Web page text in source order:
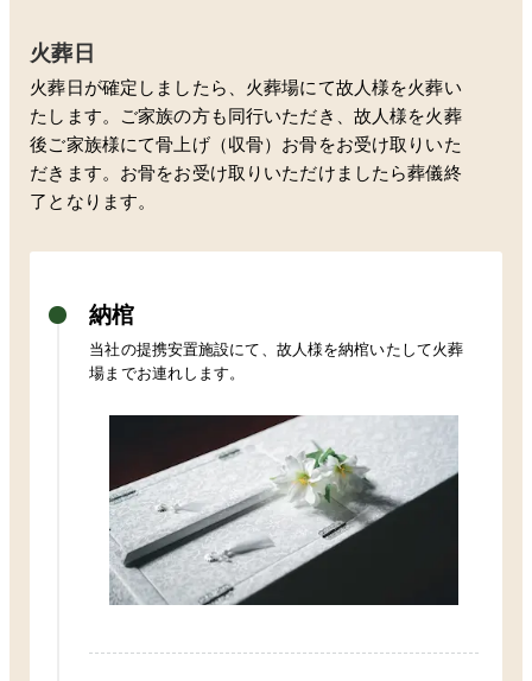
火葬日
火葬日が確定しましたら、火葬場にて故人様を火葬い
たします。ご家族の方も同行いただき、故人様を火葬
後ご家族様にて骨上げ（収骨）お骨をお受け取りいた
だきます。お骨をお受け取りいただけましたら葬儀終
了となります。
納棺
当社の提携安置施設にて、故人様を納棺いたして火葬
場までお連れします。